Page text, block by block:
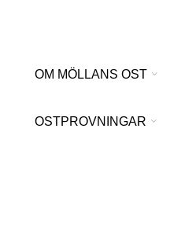
OM MÖLLANS OST
OSTPROVNINGAR